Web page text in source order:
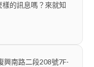
的訊息嗎？來就知
興南路二段208號7F-